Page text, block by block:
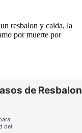
resbalon y caida, la
por muerte por